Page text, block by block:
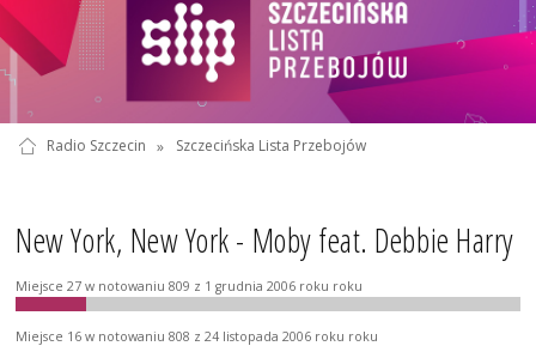
Radio Szczecin » Szczecińska Lista Przebojów
New York, New York - Moby feat. Debbie Harry
Miejsce 27 w notowaniu 809 z 1 grudnia 2006 roku roku
Miejsce 16 w notowaniu 808 z 24 listopada 2006 roku roku